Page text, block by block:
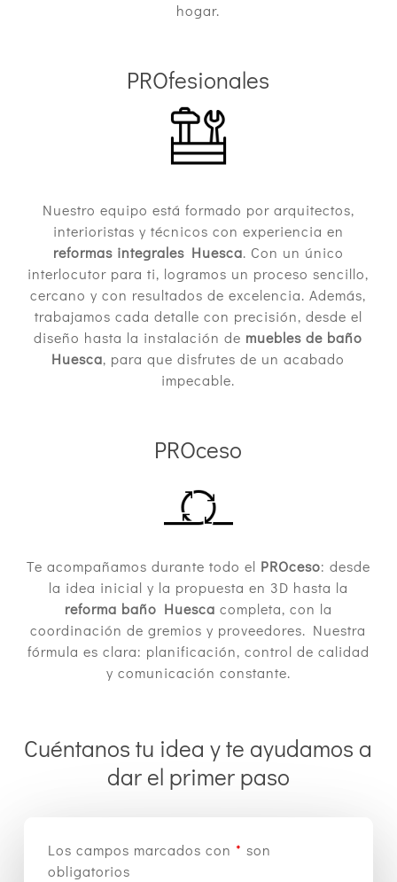
hogar.
PROfesionales
Nuestro equipo está formado por arquitectos,
interioristas y técnicos con experiencia en
reformas integrales Huesca. Con un único
interlocutor para ti, logramos un proceso sencillo,
cercano y con resultados de excelencia. Además,
trabajamos cada detalle con precisión, desde el
diseño hasta la instalación de muebles de baño
Huesca, para que disfrutes de un acabado
impecable.
PROceso
Te acompañamos durante todo el PROceso: desde
la idea inicial y la propuesta en 3D hasta la
reforma baño Huesca completa, con la
coordinación de gremios y proveedores. Nuestra
fórmula es clara: planificación, control de calidad
y comunicación constante.
Cuéntanos tu idea y te ayudamos a
dar el primer paso
Los campos marcados con * son
obligatorios